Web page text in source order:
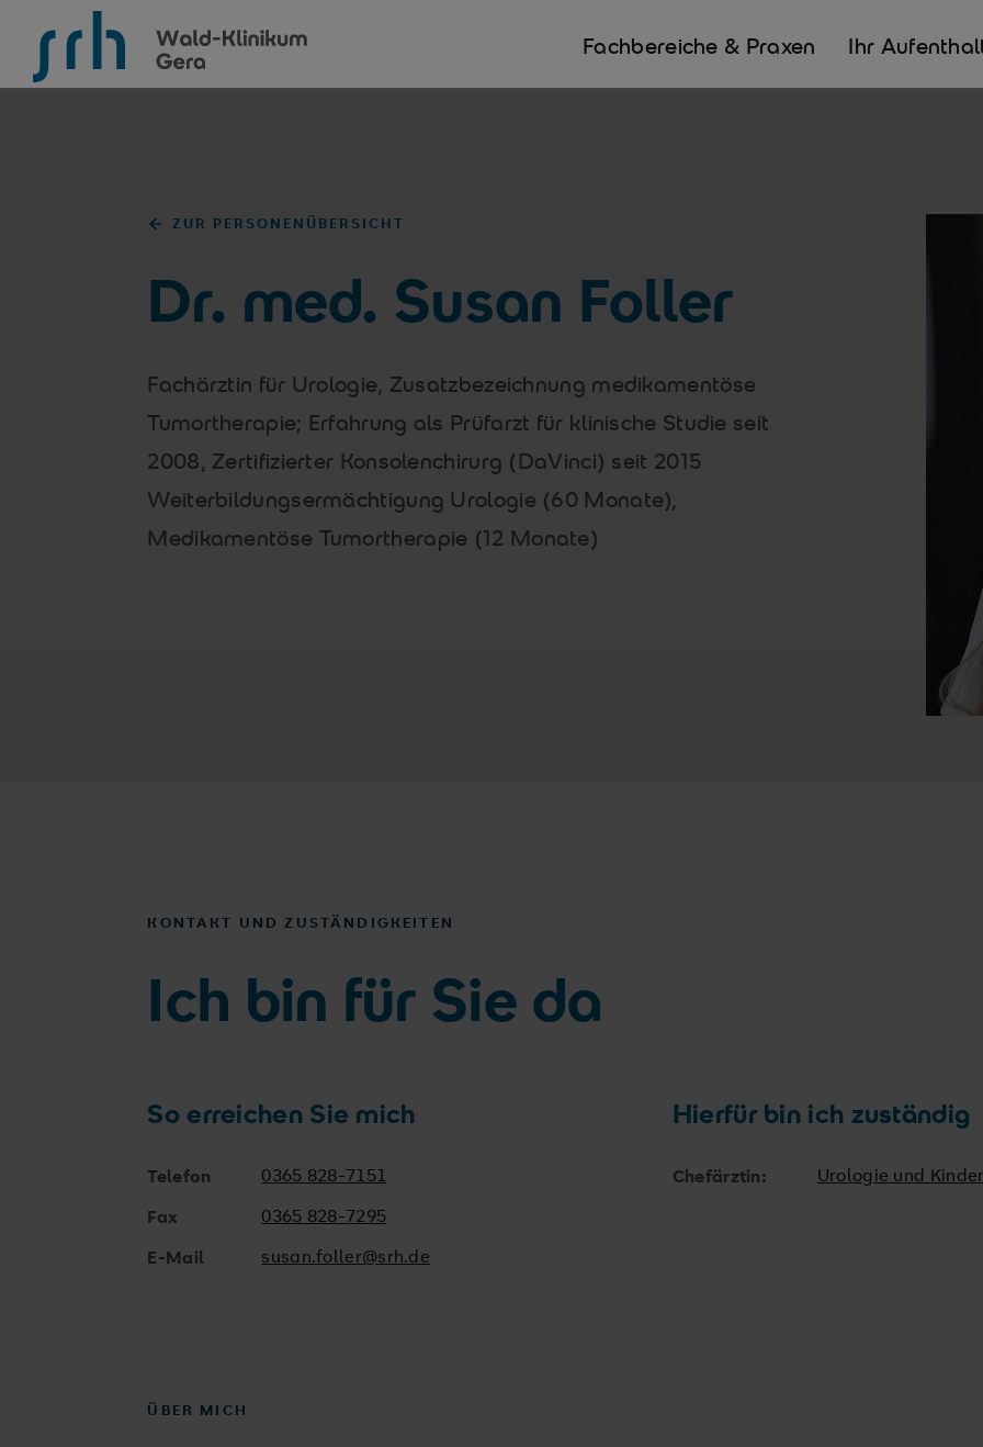
Fachbereiche & Praxen Ihr
ZUR PERSONENÜBERSICHT
Dr. med. Susan Foller
Fachärztin für Urologie, Zusatzbezeichnung medikamentöse
Tumortherapie; Erfahrung als Prüfarzt für klinische Studie seit
2008, Zertifizierter Konsolenchirurg (DaVinci) seit 2015
Weiterbildungsermächtigung Urologie (60 Monate),
Medikamentöse Tumortherapie (12 Monate)
KONTAKT UND ZUSTÄNDIGKEITEN
Ich bin für Sie da
So erreichen Sie mich
Telefon
0365 828-7151
Fax
0365 828-7295
E-Mail
susan.foller@srh.de
Hierfür bin ich zuständig
Chefärztin: Urologie und
ÜBER MICH